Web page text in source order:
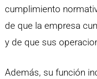
cumplimiento
de que la empresa
y de que sus
Además, su función